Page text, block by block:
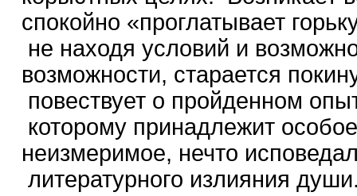
спокойно «проглатывает
не находя условий и
возможности, старается
повествует о пройденном
которому принадлежит
неизмеримое, нечто
литературного излияния